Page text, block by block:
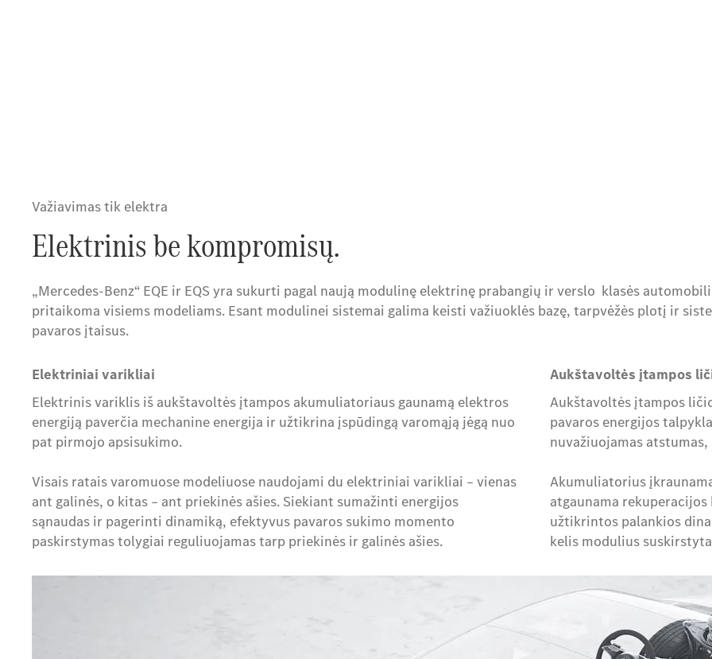
Važiavimas tik elektra
Elektrinis be kompromisų.
„Mercedes-Benz“ EQE ir EQS yra sukurti pagal naują modulinę elektrinę prabangių ir verslo klasės
pritaikoma visiems modeliams. Esant modulinei sistemai galima keisti važiuoklės bazę, tarpvėžės plotį ir
pavaros įtaisus.
Elektriniai varikliai
Elektrinis variklis iš aukštavoltės įtampos akumuliatoriaus gaunamą elektros
energiją paverčia mechanine energija ir užtikrina įspūdingą varomąją jėgą nuo
pat pirmojo apsisukimo.
Visais ratais varomuose modeliuose naudojami du elektriniai varikliai – vienas
ant galinės, o kitas – ant priekinės ašies. Siekiant sumažinti energijos
sąnaudas ir pagerinti dinamiką, efektyvus pavaros sukimo momento
paskirstymas tolygiai reguliuojamas tarp priekinės ir galinės ašies.
Aukštavoltės įtampos
Aukštavoltės įtampos
pavaros energijos
nuvažiuojamas atstumas,
Akumuliatorius
atgaunama
užtikrintos palankios
kelis modulius